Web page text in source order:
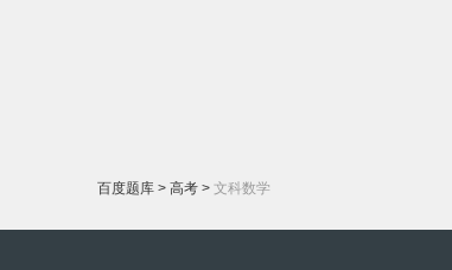
百度题库 > 高考 > 文科数学